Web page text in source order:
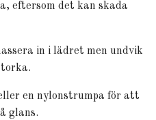
eftersom det kan skada
in i lädret men undvik
en nylonstrumpa för att
glans.